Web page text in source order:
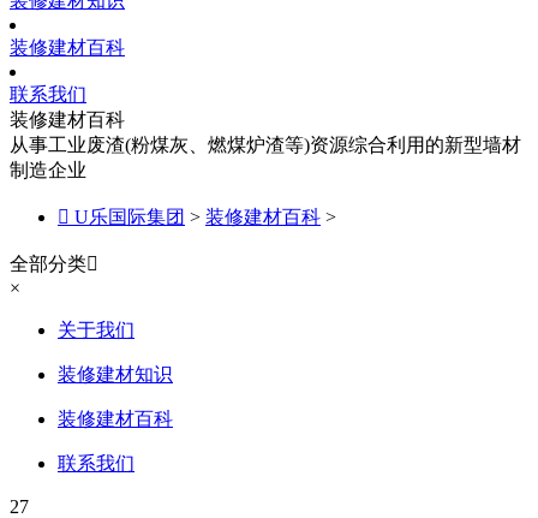
装修建材百科
联系我们
装修建材百科
从事工业废渣(粉煤灰、燃煤炉渣等)资源综合利用的新型墙材
制造企业
 U乐国际集团 > 装修建材百科 >
全部分类
×
关于我们
装修建材知识
装修建材百科
联系我们
27